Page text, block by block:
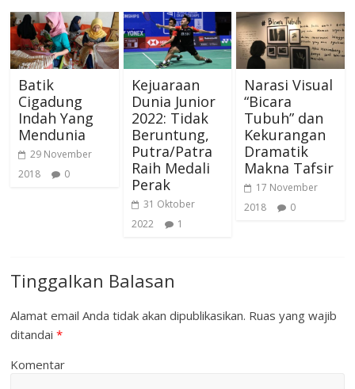
Batik
Cigadung
Indah Yang
Mendunia
29 November
2018
0
Kejuaraan
Dunia Junior
2022: Tidak
Beruntung,
Putra/Patra
Raih Medali
Perak
31 Oktober
2022
1
Narasi Visual
“Bicara
Tubuh” dan
Kekurangan
Dramatik
Makna Tafsir
17 November
2018
0
Tinggalkan Balasan
Alamat email Anda tidak akan dipublikasikan. Ruas yang wajib
ditandai*
Komentar